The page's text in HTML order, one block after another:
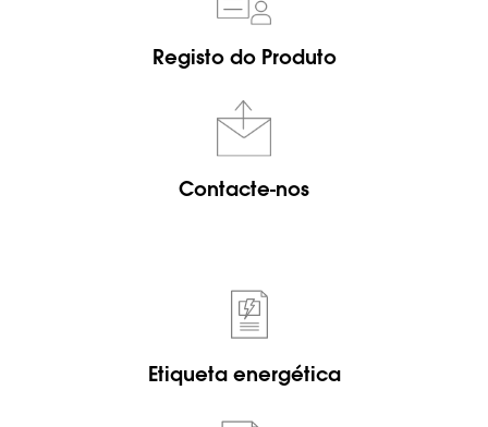
Registo do Produto
Contacte-nos
Etiqueta energética